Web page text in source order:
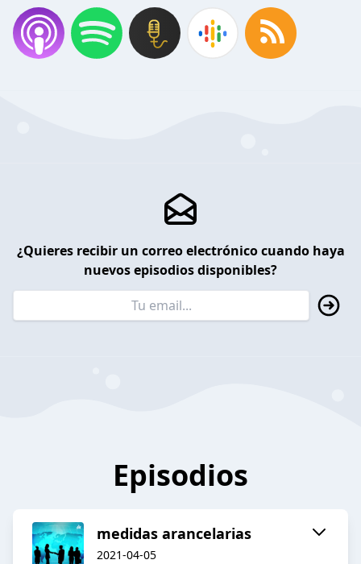
¿Quieres recibir un correo electrónico cuando haya
nuevos episodios disponibles?
Episodios
medidas arancelarias
2021-04-05